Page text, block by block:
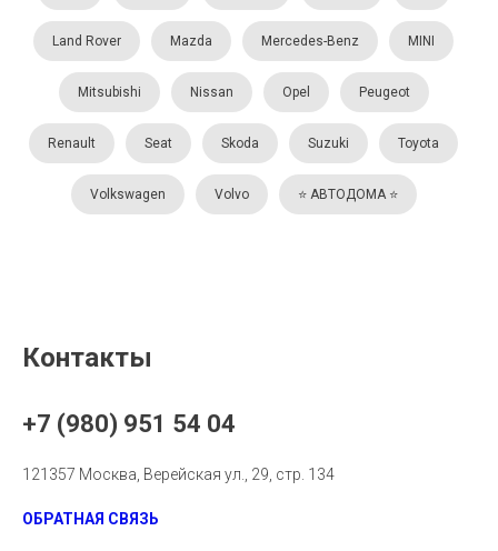
Land Rover Mazda Mercedes-Benz MINI
Mitsubishi Nissan Opel Peugeot
Renault Seat Skoda Suzuki Toyota
Volkswagen Volvo ⭐️ АВТОДОМА ⭐️
Контакты
+7 (980) 951 54 04
121357 Москва, Верейская ул., 29, стр. 134
ОБРАТНАЯ СВЯЗЬ